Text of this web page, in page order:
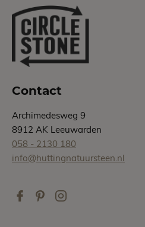
Contact
Archimedesweg 9
8912 AK Leeuwarden
058 - 2130 180
info@huttingnatuursteen.nl